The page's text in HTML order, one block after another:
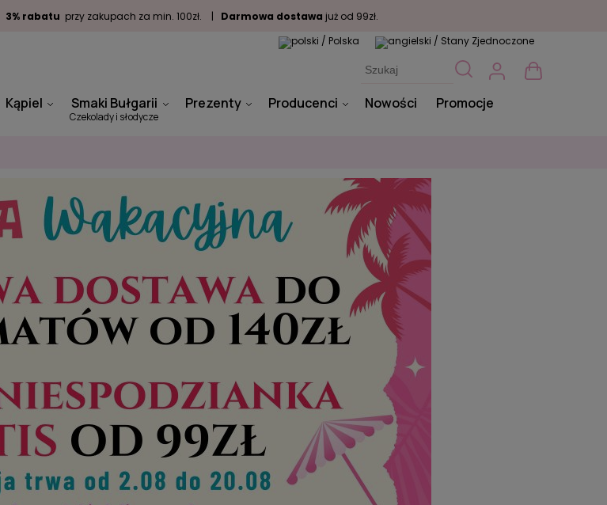
3% rabatu przy zakupach za min. 100zł. | Darmowa dostawa już od 99zł.
Kąpiel Smaki Bułgarii
Czekolady i słodycze
Prezenty Producenci Nowości Promocje